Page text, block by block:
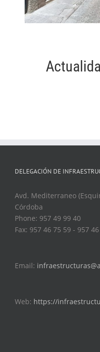
DELEGACIÓN DE
Avd. Mediterraneo
Córdoba
Phone: 957 49 99 40
Fax: 957 46 75 59 - 957
Email:
Web: https://